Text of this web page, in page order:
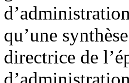
qu’une
directrice de